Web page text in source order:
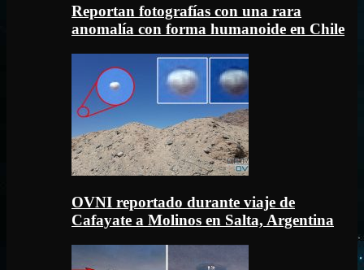
Reportan fotografías con una rara
anomalía con forma humanoide en Chile
OVNI reportado durante viaje de
Cafayate a Molinos en Salta, Argentina